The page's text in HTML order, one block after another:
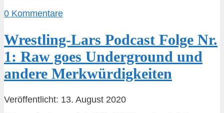
0 Kommentare
Wrestling-Lars Podcast Folge Nr.
1: Raw goes Underground und
andere Merkwürdigkeiten
Veröffentlicht: 13. August 2020